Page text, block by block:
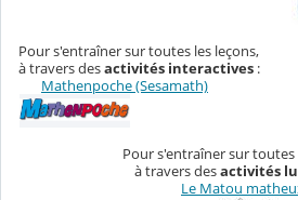
Pour s'entraîner sur toutes les leçons,
à travers desactivités interactives :
Mathenpoche (Sesamath)
Pour s'entraîner sur toutes
à travers desactivités
Le Matou